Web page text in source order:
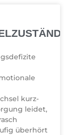
kurz-
leidet,
überhört